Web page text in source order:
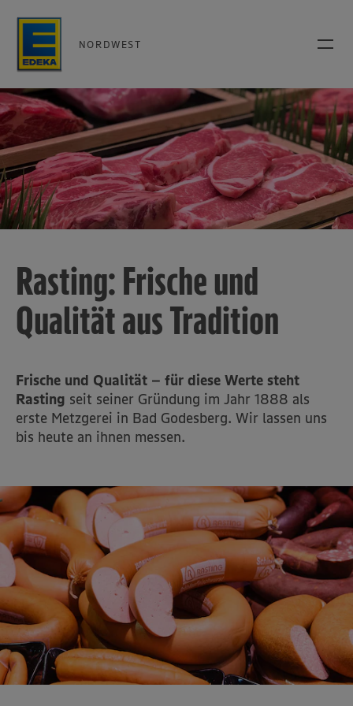
NORDWEST
Rasting: Frische und
Qualität aus Tradition
Frische und Qualität – für diese Werte steht
Rasting seit seiner Gründung im Jahr 1888 als
erste Metzgerei in Bad Godesberg. Wir lassen uns
bis heute an ihnen messen.